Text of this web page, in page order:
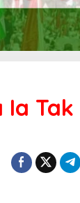
Ia Tak